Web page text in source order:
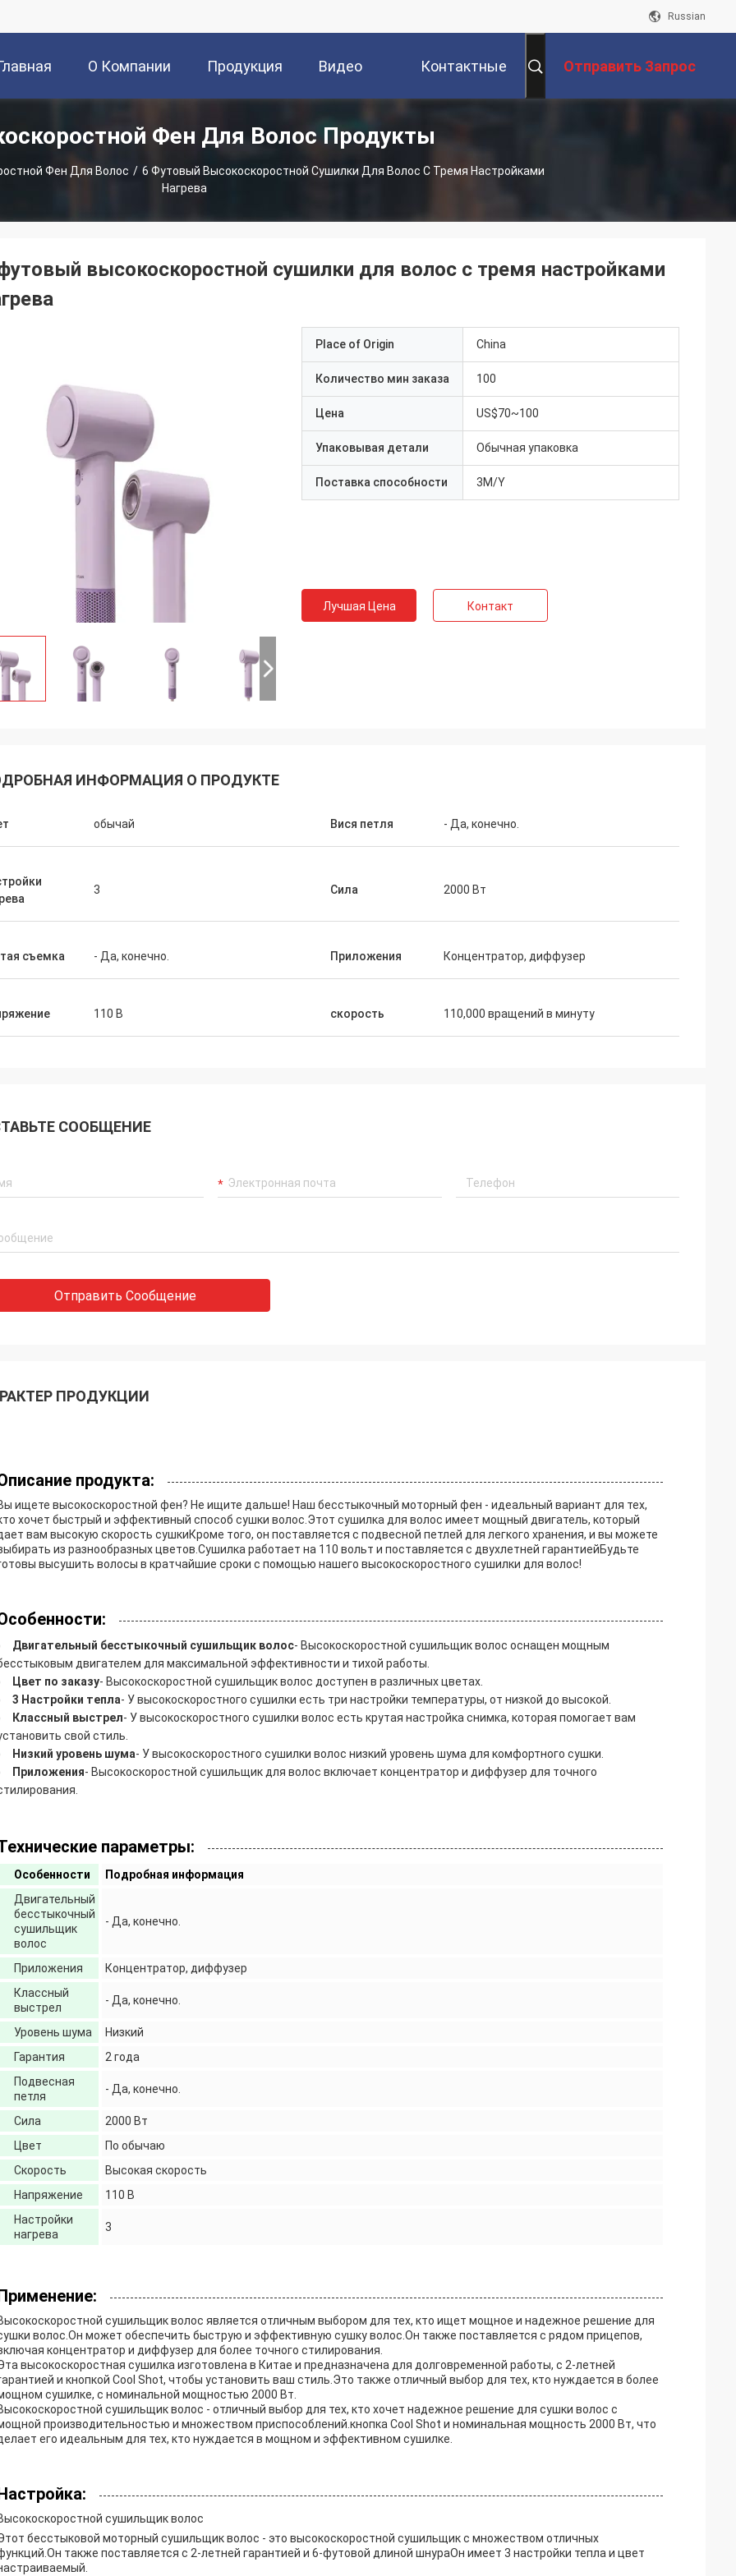
Russian
О Компании Продукция Видео Контактные Отправить Запрос
Фен Для Волос Продукты
Фен Для Волос / 6 Футовый Высокоскоростной Сушилки Для Волос С Тремя Настройками
Нагрева
высокоскоростной сушилки для волос с тремя настройками
Place of Origin China
Количество мин заказа 100
Цена US$70~100
Упаковывая детали Обычная упаковка
Поставка способности 3M/Y
Лучшая Цена Контакт
ИНФОРМАЦИЯ О ПРОДУКТЕ
обычай Вися петля - Да, конечно.
3 Сила 2000 Вт
съемка - Да, конечно. Приложения Концентратор, диффузер
110 В скорость 110,000 вращений в минуту
СООБЩЕНИЕ
Отправить Сообщение
ПРОДУКЦИИ
продукта:
ищете высокоскоростной фен? Не ищите дальше! Наш бесстыкочный моторный фен - идеальный вариант для тех,
хочет быстрый и эффективный способ сушки волос.Этот сушилка для волос имеет мощный двигатель, который
вам высокую скорость сушкиКроме того, он поставляется с подвесной петлей для легкого хранения, и вы можете
из разнообразных цветов.Сушилка работает на 110 вольт и поставляется с двухлетней гарантиейБудьте
высушить волосы в кратчайшие сроки с помощью нашего высокоскоростного сушилки для волос!
Двигательный бесстыкочный сушильщик волос- Высокоскоростной сушильщик волос оснащен мощным
двигателем для максимальной эффективности и тихой работы.
Цвет по заказу- Высокоскоростной сушильщик волос доступен в различных цветах.
3 Настройки тепла- У высокоскоростного сушилки есть три настройки температуры, от низкой до высокой.
Классный выстрел- У высокоскоростного сушилки волос есть крутая настройка снимка, которая помогает вам
свой стиль.
Низкий уровень шума- У высокоскоростного сушилки волос низкий уровень шума для комфортного сушки.
Приложения- Высокоскоростной сушильщик для волос включает концентратор и диффузер для точного
параметры:
Особенности
Подробная информация
Двигательный
бесстыкочный
сушильщик
волос
- Да, конечно.
Приложения
Концентратор, диффузер
Классный
выстрел
- Да, конечно.
Уровень шума
Низкий
Гарантия
2 года
Подвесная
петля
- Да, конечно.
Сила
2000 Вт
Цвет
По обычаю
Скорость
Высокая скорость
Напряжение
110 В
Настройки
нагрева
3
сушильщик волос является отличным выбором для тех, кто ищет мощное и надежное решение для
волос.Он может обеспечить быструю и эффективную сушку волос.Он также поставляется с рядом прицепов,
концентратор и диффузер для более точного стилирования.
высокоскоростная сушилка изготовлена в Китае и предназначена для долговременной работы, с 2-летней
и кнопкой Cool Shot, чтобы установить ваш стиль.Это также отличный выбор для тех, кто нуждается в более
сушилке, с номинальной мощностью 2000 Вт.
сушильщик волос - отличный выбор для тех, кто хочет надежное решение для сушки волос с
производительностью и множеством приспособлений.кнопка Cool Shot и номинальная мощность 2000 Вт, что
его идеальным для тех, кто нуждается в мощном и эффективном сушилке.
сушильщик волос
бесстыковой моторный сушильщик волос - это высокоскоростной сушильщик с множеством отличных
также поставляется с 2-летней гарантией и 6-футовой длиной шнураОн имеет 3 настройки тепла и цвет